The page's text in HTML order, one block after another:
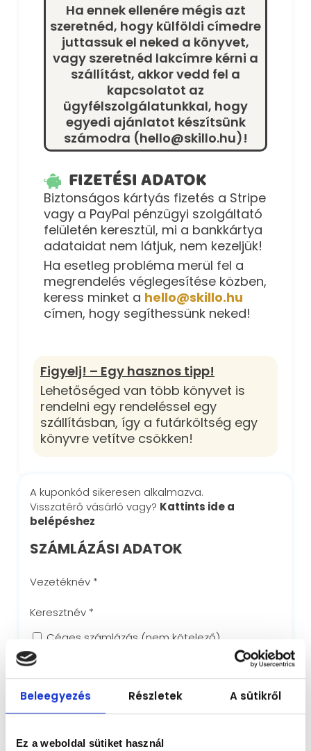
Beleegyezés Részletek A sütikről
Ez a weboldal sütiket használ
Ha ennek ellenére mégis azt
szeretnéd, hogy külföldi címedre
juttassuk el neked a könyvet,
vagy szeretnéd lakcímre kérni a
szállítást, akkor vedd fel a
kapcsolatot az
ügyfélszolgálatunkkal, hogy
egyedi ajánlatot készítsünk
számodra (hello@skillo.hu)!
FIZETÉSI ADATOK
Biztonságos kártyás fizetés a Stripe
vagy a PayPal pénzügyi szolgáltató
felületén keresztül, mi a bankkártya
adataidat nem látjuk, nem kezeljük!
Ha esetleg probléma merül fel a
megrendelés véglegesítése közben,
keress minket a hello@skillo.hu
címen, hogy segíthessünk neked!
Figyelj! – Egy hasznos tipp!
Lehetőséged van több könyvet is
rendelni egy rendeléssel egy
szállításban, így a futárköltség egy
könyvre vetítve csökken!
A kuponkód sikeresen alkalmazva.
Visszatérő vásárló vagy? Kattints ide a
belépéshez
SZÁMLÁZÁSI ADATOK
Vezetéknév *
Keresztnév *
Céges számlázás (nem kötelező)
Cégnév
Adószám(nem kötelező)
Adószám(nem kötelező)